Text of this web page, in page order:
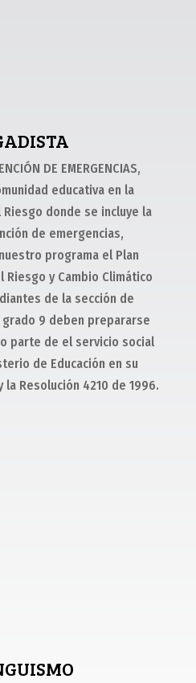
DE EMERGENCIAS,
educativa en la
donde se incluye la
de emergencias,
programa el Plan
Riesgo y Cambio Climático
de la sección de
9 deben prepararse
parte de el servicio social
de Educación en su
Resolución 4210 de 1996.